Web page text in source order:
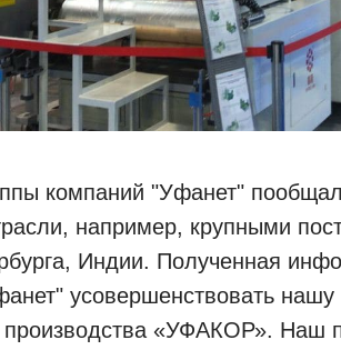
компаний "Уфанет"
например, крупными
Индии. Полученная
усовершенствовать
производства «УФАКОР». Наш